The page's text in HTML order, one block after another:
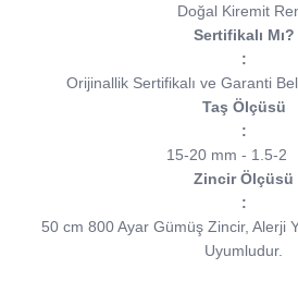
Doğal Kiremit
Sertifikalı Mı?
:
Orijinallik Sertifikalı ve Garanti
Taş Ölçüsü
:
15-20 mm - 1.5-2
Zincir Ölçüsü
:
50 cm 800 Ayar Gümüş Zincir, Alerji
Uyumludur.